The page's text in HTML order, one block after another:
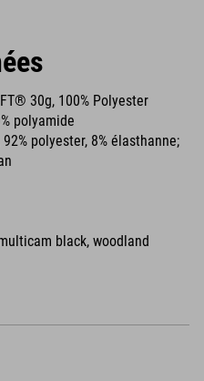
30g, 100% Polyester
polyamide
polyester, 8% élasthanne;
black, woodland